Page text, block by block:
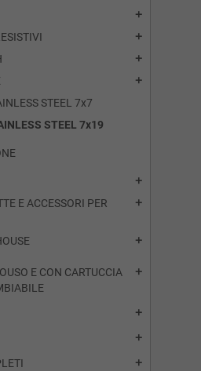
add
add
add
add
STEEL 7x7
STEEL 7x19
add
E ACCESSORI PER
add
add
E CON CARTUCCIA
add
add
add
add